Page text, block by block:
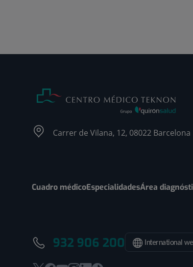
Carrer de Vilana, 12, 08022 Barcelona
Cuadro médicoEspecialidadesÁrea
932 906 200 International